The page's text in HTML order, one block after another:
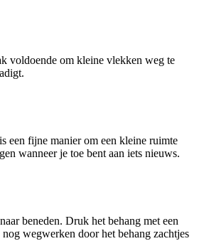
voldoende om kleine vlekken weg te
een fijne manier om een kleine ruimte
wanneer je toe bent aan iets nieuws.
beneden. Druk het behang met een
wegwerken door het behang zachtjes